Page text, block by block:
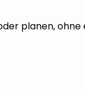
planen,